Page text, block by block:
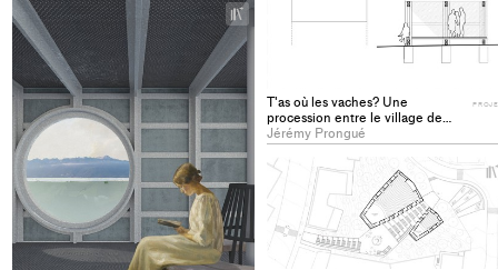
T'as où les vaches? Une
procession entre le village de
Buix (JU) et ses vignes -
PROJECT
Jérémy Prongué
+
Add
collections
+